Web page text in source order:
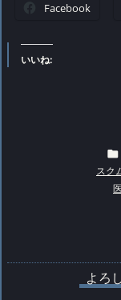
Facebook
いいね:

スク
よろ